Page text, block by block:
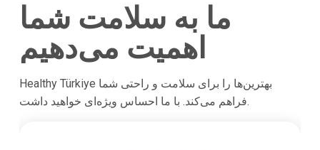
ما به سلامت شما
اهمیت می‌دهیم
Healthy Türkiye بهترین‌ها را برای سلامت و راحتی شما
فراهم می‌کند. با ما احساس ویژه‌ای خواهید داشت.